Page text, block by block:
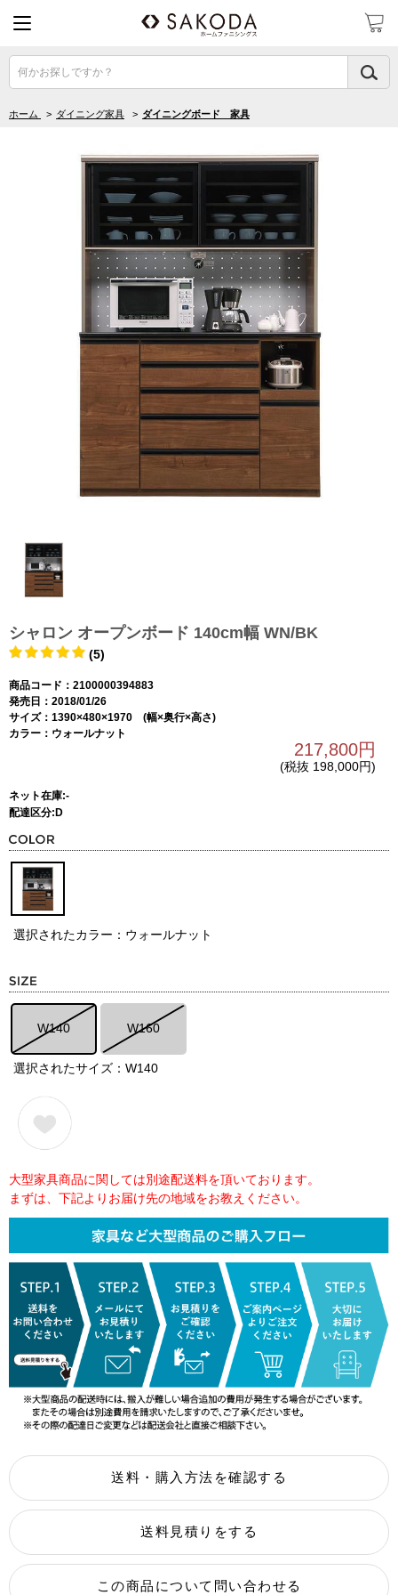
何かお探しですか？
ホーム > ダイニング家具 > ダイニングボード 家具
シャロン オープンボード 140cm幅 WN/BK
(5)
商品コード：2100000394883
発売日：2018/01/26
サイズ：1390×480×1970 (幅×奥行×高さ)
カラー：ウォールナット
217,800円
(税抜 198,000円)
ネット在庫:-
配達区分:D
選択されたカラー：ウォールナット
W140 W160
選択されたサイズ：W140
大型家具商品に関しては別途配送料を頂いております。
まずは、下記よりお届け先の地域をお教えください。